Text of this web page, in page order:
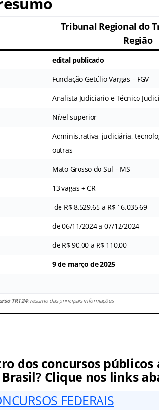
Tribunal Regional do
Região
edital publicado
Fundação Getúlio Vargas – FGV
Analista Judiciário e Técnico
Nível superior
Administrativa, judiciária,
outras
Mato Grosso do Sul – MS
13 vagas + CR
de R$ 8.529,65 a R$ 16.035,69
de 06/11/2024 a 07/12/2024
de R$ 90,00 a R$ 110,00
9 de março de 2025
TRT 24: resumo das principais informações
dos concursos públicos
Clique nos links
FEDERAIS